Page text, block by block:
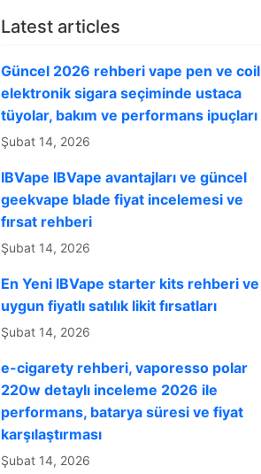
Latest articles
Güncel 2026 rehberi vape pen ve coil
elektronik sigara seçiminde ustaca
tüyolar, bakım ve performans ipuçları
Şubat 14, 2026
IBVape IBVape avantajları ve güncel
geekvape blade fiyat incelemesi ve
fırsat rehberi
Şubat 14, 2026
En Yeni IBVape starter kits rehberi ve
uygun fiyatlı satılık likit fırsatları
Şubat 14, 2026
e-cigarety rehberi, vaporesso polar
220w detaylı inceleme 2026 ile
performans, batarya süresi ve fiyat
karşılaştırması
Şubat 14, 2026